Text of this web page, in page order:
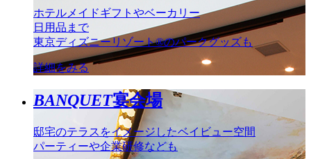
ホテルメイドギフトやベーカリー
日用品まで
東京ディズニーリゾート®のパークグッズも
詳細をみる
BANQUET宴会場
邸宅のテラスをイメージしたベイビュー空間
パーティーや企業研修なども